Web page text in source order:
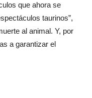
que ahora se
taurinos”,
al animal. Y, por
a garantizar el